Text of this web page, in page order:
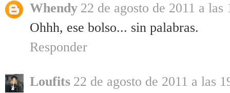
Whendy 22 de agosto de 2011 a las
Ohhh, ese bolso... sin palabras.
Responder
Loufits 22 de agosto de 2011 a las